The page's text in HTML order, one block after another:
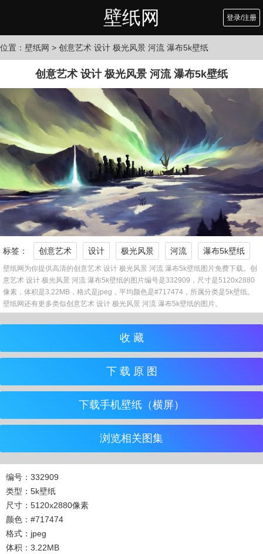
壁纸网 登录/注册
位置： 壁纸网 > 创意艺术 设计 极光风景 河流 瀑布5k壁纸
创意艺术 设计 极光风景 河流 瀑布5k壁纸
标签： 创意艺术 设计 极光风景 河流 瀑布5k壁纸
壁纸网为你提供高清的创意艺术 设计 极光风景 河流 瀑布5k壁纸图片免费下载。创
意艺术 设计 极光风景 河流 瀑布5k壁纸的图片编号是332909，尺寸是5120x2880
像素，体积是3.22MB，格式是jpeg，平均颜色是#717474，所属分类是5k壁纸。
壁纸网还有更多类似创意艺术 设计 极光风景 河流 瀑布5k壁纸的图片。
收 藏
下 载 原 图
下载手机壁纸（横屏）
浏览相关图集
编号：332909
类型：5k壁纸
尺寸：5120x2880像素
颜色：#717474
格式：jpeg
体积：3.22MB